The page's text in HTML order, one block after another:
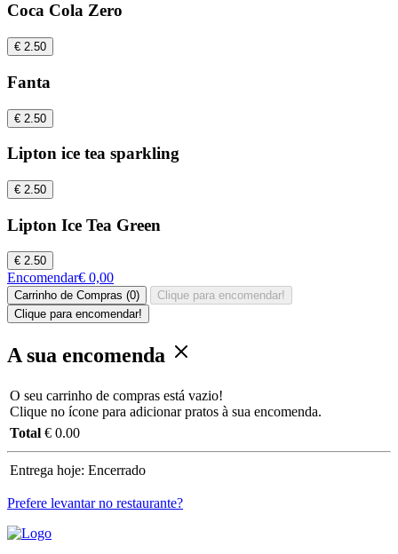
Coca Cola Zero
€ 2.50
Fanta
€ 2.50
Lipton ice tea sparkling
€ 2.50
Lipton Ice Tea Green
€ 2.50
Encomendar€ 0,00
Carrinho de Compras (0)
Clique para encomendar!
Clique para encomendar!
A sua encomenda
O seu carrinho de compras está vazio!
Clique no ícone para adicionar pratos à sua encomenda.
Total € 0.00
Entrega hoje: Encerrado
Prefere levantar no restaurante?